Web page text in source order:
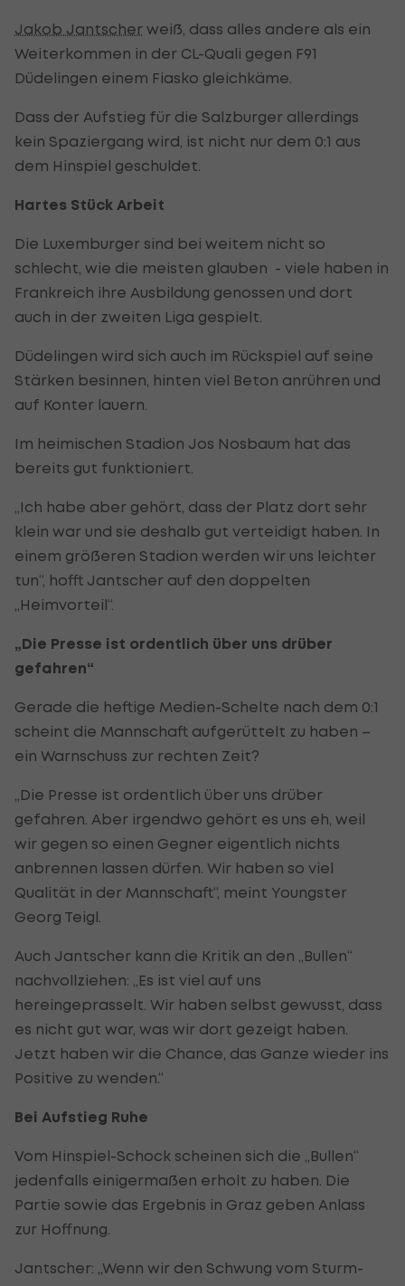
Jakob Jantscher weiß, dass alles andere als ein
Weiterkommen in der CL-Quali gegen F91
Düdelingen einem Fiasko gleichkäme.
Dass der Aufstieg für die Salzburger allerdings
kein Spaziergang wird, ist nicht nur dem 0:1 aus
dem Hinspiel geschuldet.
Hartes Stück Arbeit
Die Luxemburger sind bei weitem nicht so
schlecht, wie die meisten glauben - viele haben in
Frankreich ihre Ausbildung genossen und dort
auch in der zweiten Liga gespielt.
Düdelingen wird sich auch im Rückspiel auf seine
Stärken besinnen, hinten viel Beton anrühren und
auf Konter lauern.
Im heimischen Stadion Jos Nosbaum hat das
bereits gut funktioniert.
„Ich habe aber gehört, dass der Platz dort sehr
klein war und sie deshalb gut verteidigt haben. In
einem größeren Stadion werden wir uns leichter
tun“, hofft Jantscher auf den doppelten
„Heimvorteil“.
„Die Presse ist ordentlich über uns drüber
gefahren“
Gerade die heftige Medien-Schelte nach dem 0:1
scheint die Mannschaft aufgerüttelt zu haben –
ein Warnschuss zur rechten Zeit?
„Die Presse ist ordentlich über uns drüber
gefahren. Aber irgendwo gehört es uns eh, weil
wir gegen so einen Gegner eigentlich nichts
anbrennen lassen dürfen. Wir haben so viel
Qualität in der Mannschaft“, meint Youngster
Georg Teigl.
Auch Jantscher kann die Kritik an den „Bullen“
nachvollziehen: „Es ist viel auf uns
hereingeprasselt. Wir haben selbst gewusst, dass
es nicht gut war, was wir dort gezeigt haben.
Jetzt haben wir die Chance, das Ganze wieder ins
Positive zu wenden.“
Bei Aufstieg Ruhe
Vom Hinspiel-Schock scheinen sich die „Bullen“
jedenfalls einigermaßen erholt zu haben. Die
Partie sowie das Ergebnis in Graz geben Anlass
zur Hoffnung.
Jantscher: „Wenn wir den Schwung vom Sturm-